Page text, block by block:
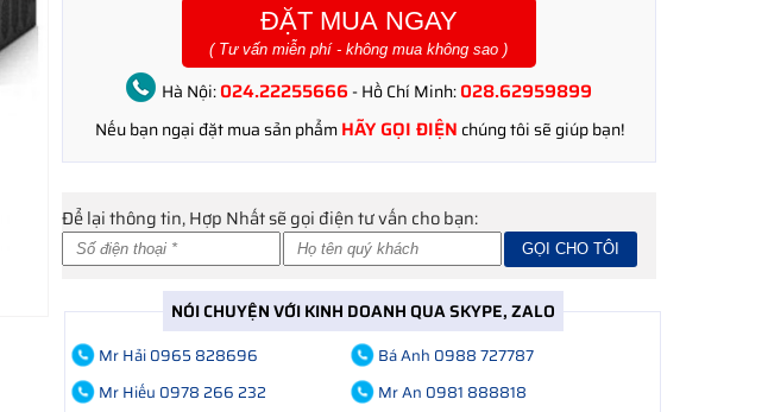
ĐẶT MUA NGAY
( Tư vấn miễn phí - không mua không sao )
Hà Nội:024.22255666 - Hồ Chí Minh:028.62959899
Nếu bạn ngại đặt mua sản phẩmHÃY GỌI ĐIỆN chúng tôi sẽ giúp bạn!
Để lại thông tin, Hợp Nhất sẽ gọi điện tư vấn cho bạn:
NÓI CHUYỆN VỚI KINH DOANH QUA SKYPE, ZALO
Mr Hải 0965 828696
Bá Anh 0988 727787
Mr Hiếu 0978 266 232
Mr An 0981 888818